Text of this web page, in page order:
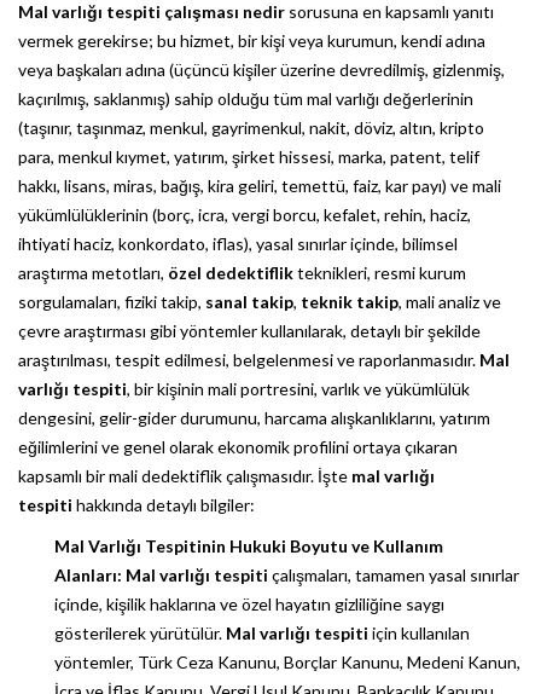
Mal varlığı tespiti çalışması nedir sorusuna en kapsamlı yanıtı
vermek gerekirse; bu hizmet, bir kişi veya kurumun, kendi adına
veya başkaları adına (üçüncü kişiler üzerine devredilmiş, gizlenmiş,
kaçırılmış, saklanmış) sahip olduğu tüm mal varlığı değerlerinin
(taşınır, taşınmaz, menkul, gayrimenkul, nakit, döviz, altın, kripto
para, menkul kıymet, yatırım, şirket hissesi, marka, patent, telif
hakkı, lisans, miras, bağış, kira geliri, temettü, faiz, kar payı) ve mali
yükümlülüklerinin (borç, icra, vergi borcu, kefalet, rehin, haciz,
ihtiyati haciz, konkordato, iflas), yasal sınırlar içinde, bilimsel
araştırma metotları, özel dedektiflikteknikleri, resmi kurum
sorgulamaları, fiziki takip, sanal takip, teknik takip, mali analiz ve
çevre araştırması gibi yöntemler kullanılarak, detaylı bir şekilde
araştırılması, tespit edilmesi, belgelenmesi ve raporlanmasıdır. Mal
varlığı tespiti, bir kişinin mali portresini, varlık ve yükümlülük
dengesini, gelir-gider durumunu, harcama alışkanlıklarını, yatırım
eğilimlerini ve genel olarak ekonomik profilini ortaya çıkaran
kapsamlı bir mali dedektiflik çalışmasıdır. İşte mal varlığı
tespiti hakkında detaylı bilgiler:
Mal Varlığı Tespitinin Hukuki Boyutu ve Kullanım
Alanları: Mal varlığı tespiti çalışmaları, tamamen yasal sınırlar
içinde, kişilik haklarına ve özel hayatın gizliliğine saygı
gösterilerek yürütülür. Mal varlığı tespiti için kullanılan
yöntemler, Türk Ceza Kanunu, Borçlar Kanunu, Medeni Kanun,